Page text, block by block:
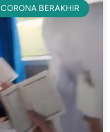
CORONA BERAKHIR